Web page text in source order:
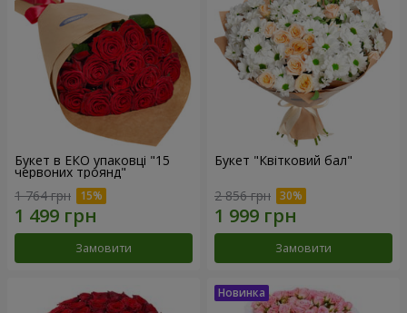
Букет в ЕКО упаковці "15
червоних троянд"
1 764 грн
Замовити
Букет "Квітковий бал"
2 856 грн
Замовити